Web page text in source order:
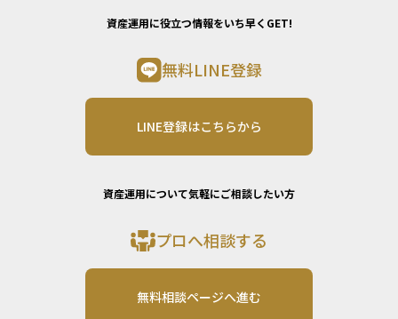
資産運用に役立つ情報をいち早くGET!
無料LINE登録
LINE登録はこちらから
資産運用について気軽にご相談したい方
プロへ相談する
無料相談ページへ進む